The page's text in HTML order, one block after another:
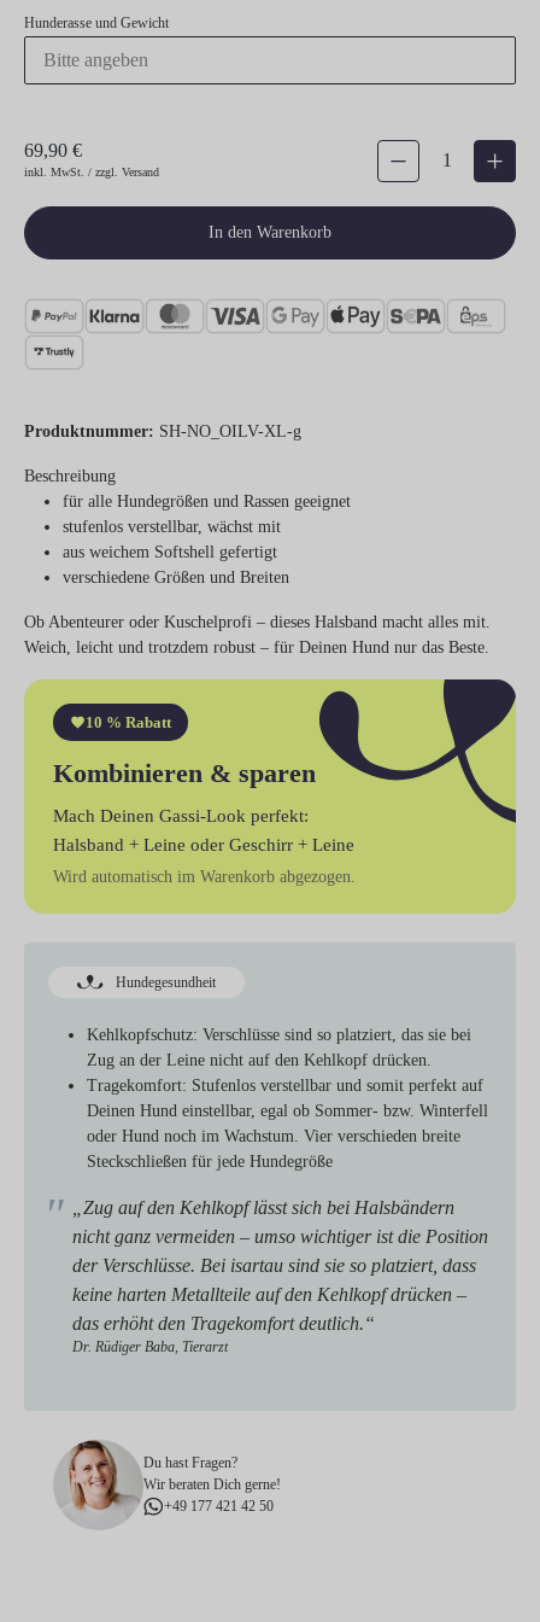
Hunderasse und Gewicht
69,90 €
inkl. MwSt. / zzgl. Versand
Produkt Anzahl: Gib den
In den Warenkorb
Produktnummer: SH-NO_OILV-XL-g
Beschreibung
für alle Hundegrößen und Rassen geeignet
stufenlos verstellbar, wächst mit
aus weichem Softshell gefertigt
verschiedene Größen und Breiten
Ob Abenteurer oder Kuschelprofi – dieses Halsband macht alles mit.
Weich, leicht und trotzdem robust – für Deinen Hund nur das Beste.
10 % Rabatt
Kombinieren & sparen
Mach Deinen Gassi-Look perfekt:
Halsband + Leine oder Geschirr + Leine
Wird automatisch im Warenkorb abgezogen.
Hundegesundheit
Kehlkopfschutz: Verschlüsse sind so platziert, das sie bei
Zug an der Leine nicht auf den Kehlkopf drücken.
Tragekomfort: Stufenlos verstellbar und somit perfekt auf
Deinen Hund einstellbar, egal ob Sommer- bzw. Winterfell
oder Hund noch im Wachstum. Vier verschieden breite
Steckschließen für jede Hundegröße
„Zug auf den Kehlkopf lässt sich bei Halsbändern
nicht ganz vermeiden – umso wichtiger ist die Position
der Verschlüsse. Bei isartau sind sie so platziert, dass
keine harten Metallteile auf den Kehlkopf drücken –
das erhöht den Tragekomfort deutlich.“
Dr. Rüdiger Baba, Tierarzt
Du hast Fragen?
Wir beraten Dich gerne!
+49 177 421 42 50